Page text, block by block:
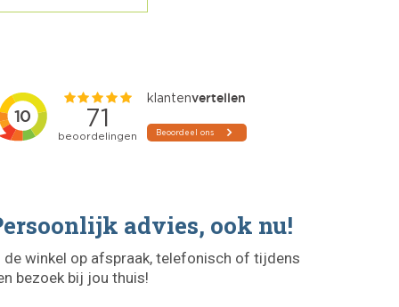
advies, ook nu!
de winkel op afspraak, telefonisch of tijdens
bezoek bij jou thuis!